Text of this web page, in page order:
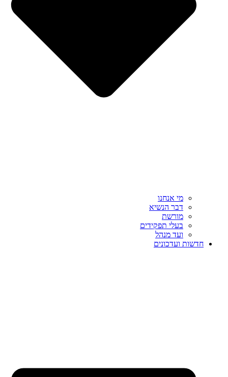
מי אנחנו
דבר הנשיא
מורשת
בעלי תפקידים
ועד מנהל
חדשות ועדכונים